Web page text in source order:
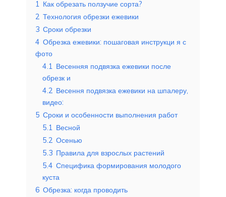
1 Как обрезать ползучие сорта?
2 Технология обрезки ежевики
3 Сроки обрезки
4 Обрезка ежевики: пошаговая инструкци я с
фото
4.1 Весенняя подвязка ежевики после
обрезк и
4.2 Весення подвязка ежевики на шпалеру,
видео:
5 Сроки и особенности выполнения работ
5.1 Весной
5.2 Осенью
5.3 Правила для взрослых растений
5.4 Специфика формирования молодого
куста
6 Обрезка: когда проводить